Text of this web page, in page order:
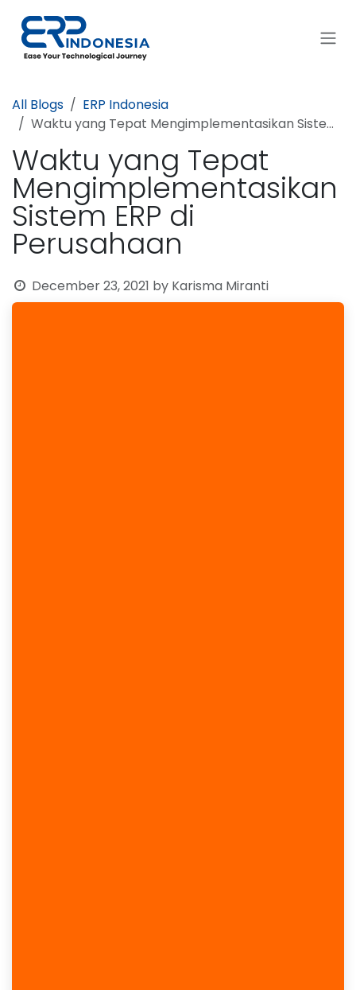
All Blogs
ERP Indonesia
Waktu yang Tepat Mengimplementasikan Sistem ERP di Perusahaan
Waktu yang Tepat
Mengimplementasikan
Sistem ERP di
Perusahaan
December 23, 2021 by Karisma Miranti